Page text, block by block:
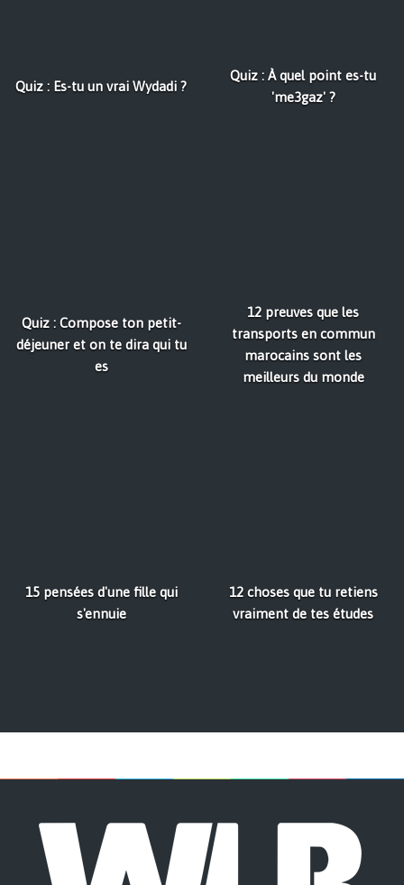
Quiz : Es-tu un vrai Wydadi ?
Quiz : À quel point es-tu
'me3gaz' ?
Quiz : Compose ton petit-
déjeuner et on te dira qui tu
es
12 preuves que les
transports en commun
marocains sont les
meilleurs du monde
15 pensées d'une fille qui
s'ennuie
12 choses que tu retiens
vraiment de tes études